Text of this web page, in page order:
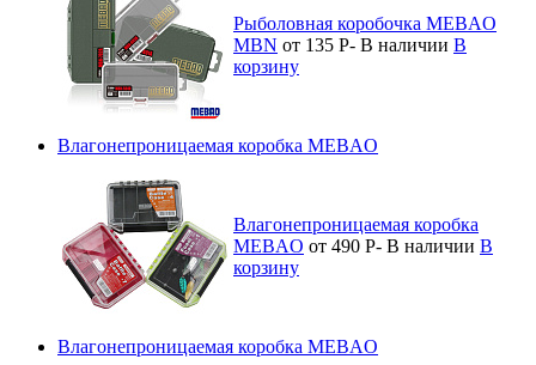
Рыболовная коробочка MEBAO
MBN от 135 Р- В наличии В
корзину
Влагонепроницаемая коробка MEBAO
Влагонепроницаемая коробка
MEBAO от 490 Р- В наличии В
корзину
Влагонепроницаемая коробка MEBAO